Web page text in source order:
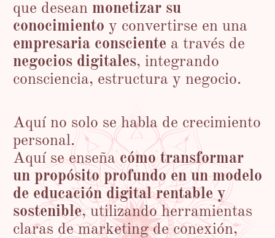
que desean monetizar su
conocimiento y convertirse en una
empresaria consciente a través de
negocios digitales, integrando
consciencia, estructura y negocio.
Aquí no solo se habla de crecimiento
personal.
Aquí se enseñacómo transformar
un propósito profundo en un modelo
de educación digital rentable y
sostenible, utilizando herramientas
claras de marketing de conexión,